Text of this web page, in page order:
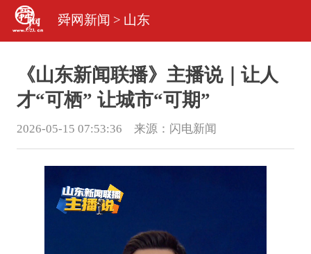
舜网新闻 > 山东
《山东新闻联播》主播说｜让人
才“可栖” 让城市“可期”
2026-05-15 07:53:36 来源： 闪电新闻